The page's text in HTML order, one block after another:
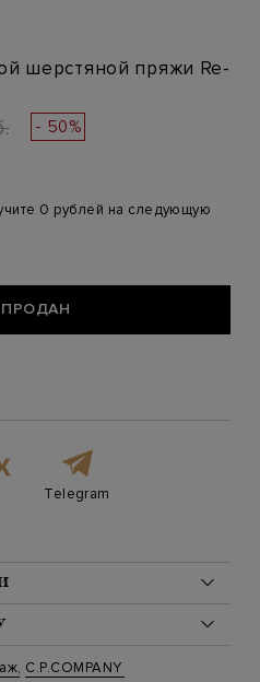
шерстяной пряжи Re-
- 50%
0 рублей на следующую
Telegram
40%
воды до 40 градусов
, C.P.COMPANY